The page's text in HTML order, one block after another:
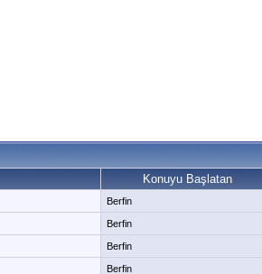
Konuyu Başlatan
Berfin
Berfin
Berfin
Berfin